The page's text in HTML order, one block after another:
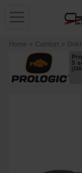
Home » Comfort »
5
[